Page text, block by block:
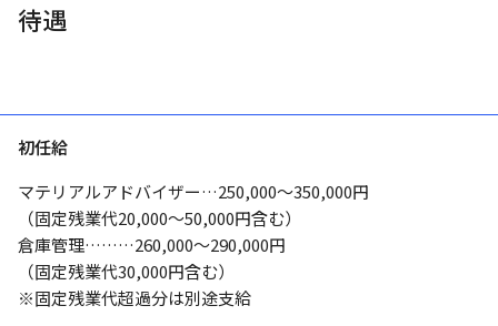
待遇
初任給
マテリアルアドバイザー…250,000～350,000円
（固定残業代20,000～50,000円含む）
倉庫管理………260,000～290,000円
（固定残業代30,000円含む）
※固定残業代超過分は別途支給